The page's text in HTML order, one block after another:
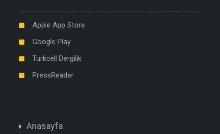
Apple App Store
Google Play
Turkcell Dergilik
PressReader
Anasayfa